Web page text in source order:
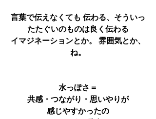
言葉で伝えなくても 伝わる、そういっ
たたぐいのものは良く伝わる
イマジネーションとか。 雰囲気とか、
ね。
水っぽさ＝
共感・つながり・思いやりが
感じやすかったの